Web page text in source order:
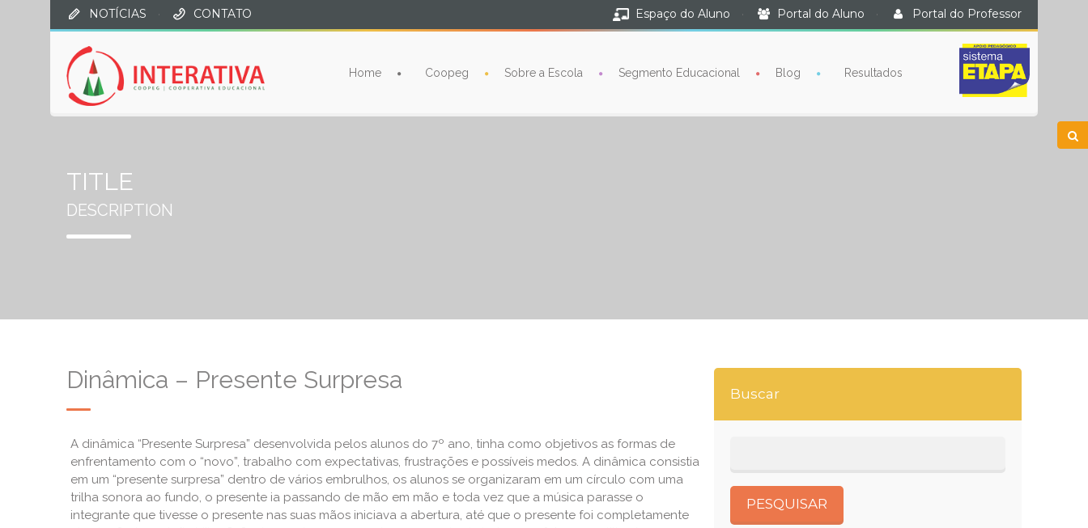
NOTÍCIAS · CONTATO Espaço do Aluno · Portal do Aluno · Portal do Professor
Home Coopeg Sobre a Escola Segmento Educacional Blog Resultados
TITLE
DESCRIPTION
Dinâmica – Presente Surpresa
A dinâmica “Presente Surpresa” desenvolvida pelos alunos do 7º ano, tinha como objetivos as formas de
enfrentamento com o “novo”, trabalho com expectativas, frustrações e possíveis medos. A dinâmica consistia
em um “presente surpresa” dentro de vários embrulhos, os alunos se organizaram em um círculo com uma
trilha sonora ao fundo, o presente ia passando de mão em mão e toda vez que a música parasse o
integrante que tivesse o presente nas suas mãos iniciava a abertura, até que o presente foi completamente
Buscar